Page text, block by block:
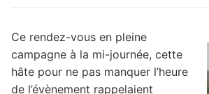
Ce rendez-vous en pleine
campagne à la mi-journée, cette
hâte pour ne pas manquer l’heure
de l’évènement rappelaient